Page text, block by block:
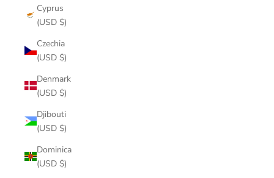
Cyprus
(USD $)
Czechia
(USD $)
Denmark
(USD $)
Djibouti
(USD $)
Dominica
(USD $)